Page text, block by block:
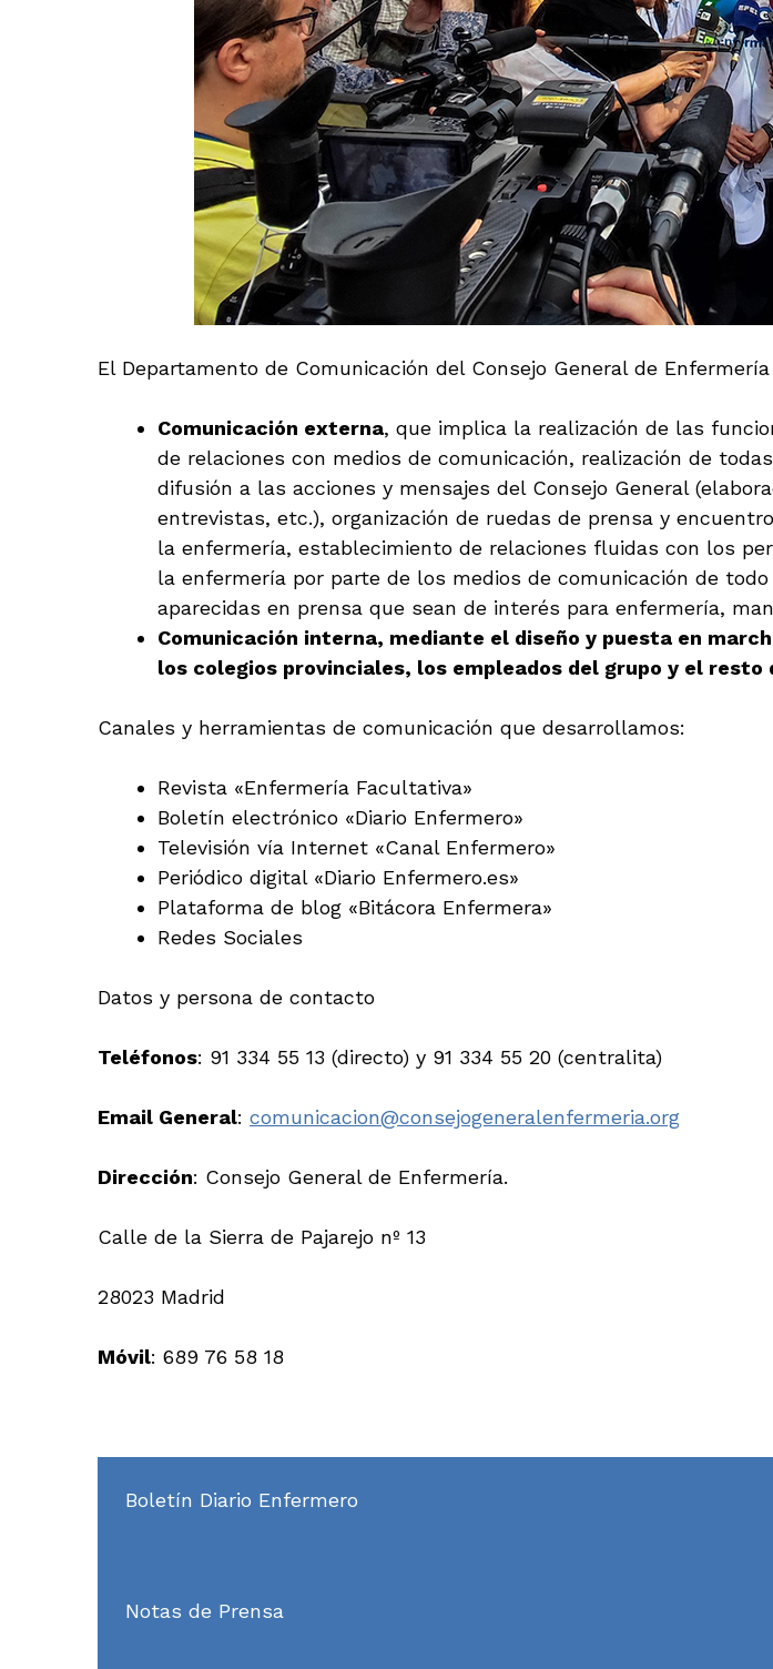
El Departamento de Comunicación del Consejo General de
Comunicación externa, que implica la realización de las
de relaciones con medios de comunicación, realización de
difusión a las acciones y mensajes del Consejo General
entrevistas, etc.), organización de ruedas de prensa y
la enfermería, establecimiento de relaciones fluidas con los
la enfermería por parte de los medios de comunicación de
aparecidas en prensa que sean de interés para enfermería,
Comunicación interna, mediante el diseño y puesta en
los colegios provinciales, los empleados del grupo y el
Canales y herramientas de comunicación que desarrollamos:
Revista «Enfermería Facultativa»
Boletín electrónico «Diario Enfermero»
Televisión vía Internet «Canal Enfermero»
Periódico digital «Diario Enfermero.es»
Plataforma de blog «Bitácora Enfermera»
Redes Sociales
Datos y persona de contacto
Teléfonos: 91 334 55 13 (directo) y 91 334 55 20 (centralita)
Email General: comunicacion@consejogeneralenfermeria.org
Dirección: Consejo General de Enfermería.
Calle de la Sierra de Pajarejo nº 13
28023 Madrid
Móvil: 689 76 58 18
Boletín Diario Enfermero
Notas de Prensa